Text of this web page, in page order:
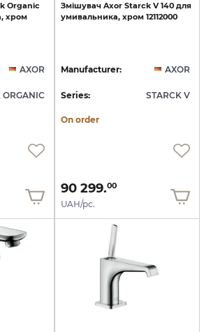
Organic
хром
AXOR
ORGANIC
Змішувач Axor Starck V 140 для
умивальника, хром 12112000
Manufacturer: AXOR
Series: STARCK V
On order
90 299.00
UAH/pc.